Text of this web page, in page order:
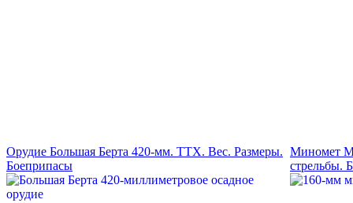
Орудие Большая Берта 420-мм. ТТХ. Вес. Размеры.
Боеприпасы
Миномет
стрельбы.